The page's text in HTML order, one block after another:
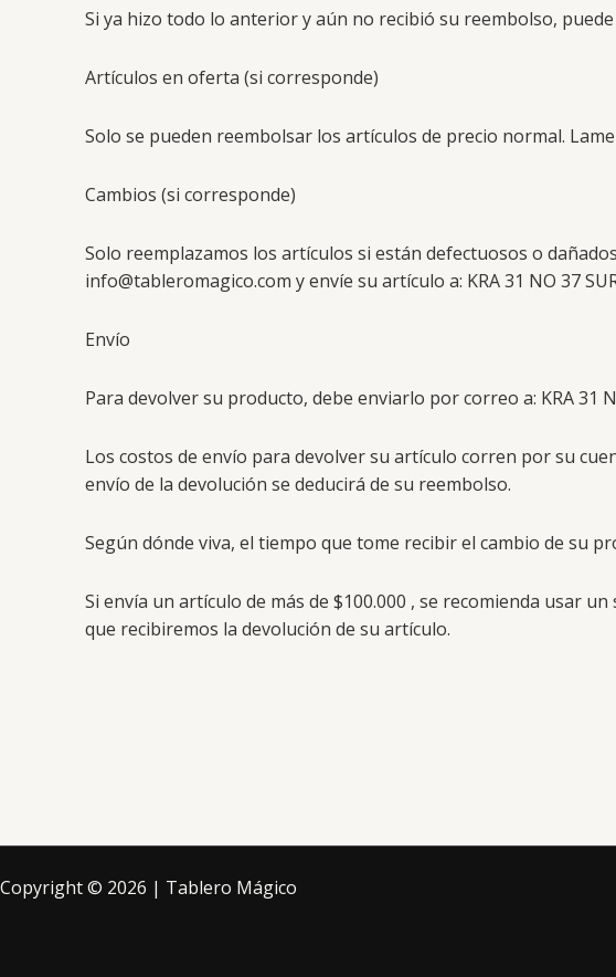
Si ya hizo todo lo anterior y aún no recibió su reembolso,
Artículos en oferta (si corresponde)
Solo se pueden reembolsar los artículos de precio normal.
Cambios (si corresponde)
Solo reemplazamos los artículos si están defectuosos o
info@tableromagico.com y envíe su artículo a: KRA 31 NO 37
Envío
Para devolver su producto, debe enviarlo por correo a: KRA 31
Los costos de envío para devolver su artículo corren por su
envío de la devolución se deducirá de su reembolso.
Según dónde viva, el tiempo que tome recibir el cambio de su
Si envía un artículo de más de $100.000 , se recomienda usar
que recibiremos la devolución de su artículo.
Copyright © 2026 | Tablero Mágico